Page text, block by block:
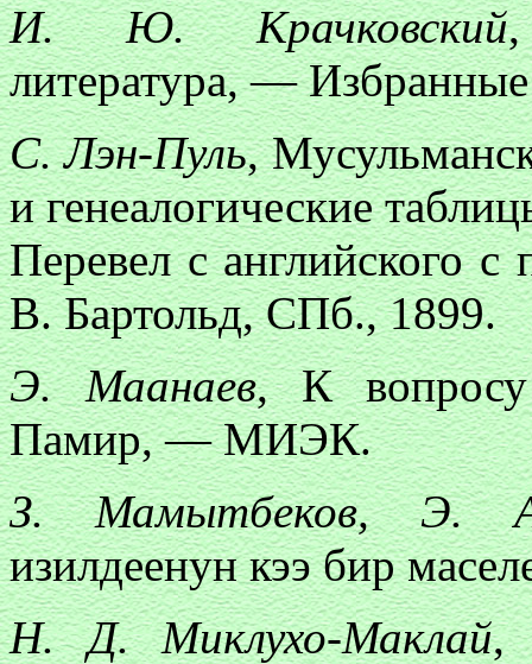
И. Ю. Крачковский,
литература, —
С. Лэн-Пуль,
и генеалогические
Перевел с английского
В. Бартольд, СПб., 1899.
Э. Маанаев, К вопросу
Памир, — МИЭК.
З. Мамытбеков, Э.
изилдеенун кээ бир
Н. Д. Миклухо-Маклай,